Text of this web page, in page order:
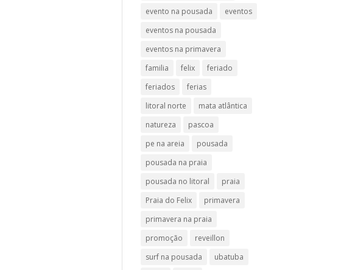
evento na pousada
eventos
eventos na pousada
eventos na primavera
familia
felix
feriado
feriados
ferias
litoral norte
mata atlântica
natureza
pascoa
pe na areia
pousada
pousada na praia
pousada no litoral
praia
Praia do Felix
primavera
primavera na praia
promoção
reveillon
surf na pousada
ubatuba